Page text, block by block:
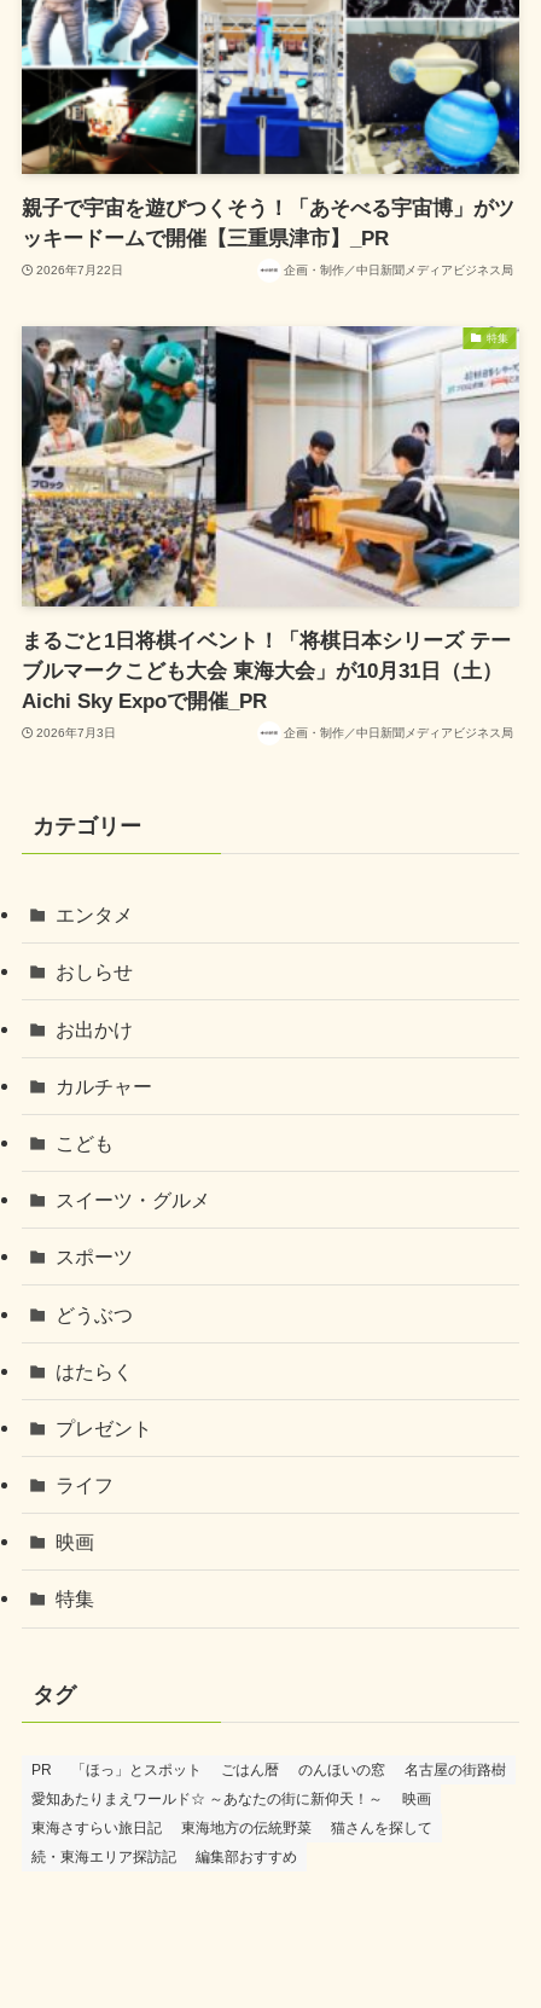
親子で宇宙を遊びつくそう！「あそべる宇宙博」がツ
ッキードームで開催【三重県津市】_PR
2026年7月22日 企画・制作／中日新聞メディアビジネス局
特集
まるごと1日将棋イベント！「将棋日本シリーズ テー
ブルマークこども大会 東海大会」が10月31日（土）
Aichi Sky Expoで開催_PR
2026年7月3日 企画・制作／中日新聞メディアビジネス局
カテゴリー
エンタメ
おしらせ
お出かけ
カルチャー
こども
スイーツ・グルメ
スポーツ
どうぶつ
はたらく
プレゼント
ライフ
映画
特集
タグ
PR 「ほっ」とスポット ごはん暦 のんほいの窓
名古屋の街路樹
愛知あたりまえワールド☆ ～あなたの街に新仰天！～
映画
東海さすらい旅日記
東海地方の伝統野菜
猫さんを探して
続・東海エリア探訪記
編集部おすすめ